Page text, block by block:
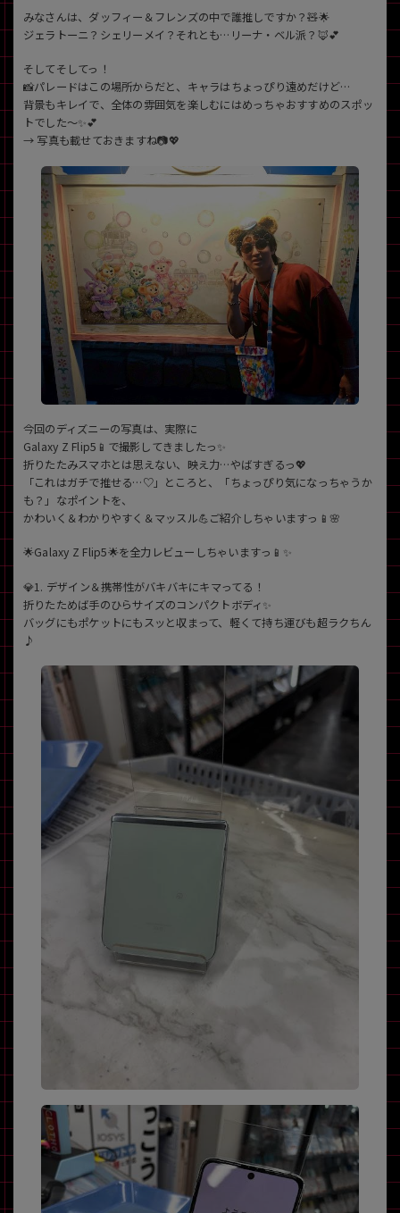
みなさんは、ダッフィー＆フレンズの中で誰推しですか？🧸🌟
ジェラトーニ？シェリーメイ？それとも…リーナ・ベル派？🦊💕
そしてそしてっ！
📸パレードはこの場所からだと、キャラはちょっぴり遠めだけど…
背景もキレイで、全体の雰囲気を楽しむにはめっちゃおすすめのスポッ
トでした〜✨💕
→ 写真も載せておきますね📷💖
今回のディズニーの写真は、実際に
Galaxy Z Flip5📱で撮影してきましたっ✨
折りたたみスマホとは思えない、映え力…やばすぎるっ💖
「これはガチで推せる…♡」ところと、「ちょっぴり気になっちゃうか
も？」なポイントを、
かわいく＆わかりやすく＆マッスル💪ご紹介しちゃいますっ📱🌸
🌟Galaxy Z Flip5🌟を全力レビューしちゃいますっ📱✨
💎1. デザイン＆携帯性がバキバキにキマってる！
折りたためば手のひらサイズのコンパクトボディ✨
バッグにもポケットにもスッと収まって、軽くて持ち運びも超ラクちん
♪